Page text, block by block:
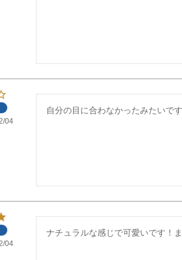
04
自分の目に合わなかったみたいです
04
ナチュラルな感じで可愛いです！